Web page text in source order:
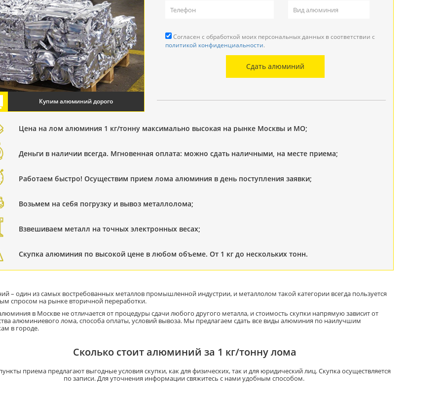
Купим алюминий дорого
Согласен с обработкой моих персональных данных в соответствии с
политикой конфиденциальности.
Цена на лом алюминия 1 кг/тонну максимально высокая на рынке Москвы и МО;
Деньги в наличии всегда. Мгновенная оплата: можно сдать наличными, на месте приема;
Работаем быстро! Осуществим прием лома алюминия в день поступления заявки;
Возьмем на себя погрузку и вывоз металлолома;
Взвешиваем металл на точных электронных весах;
Скупка алюминия по высокой цене в любом объеме. От 1 кг до нескольких тонн.
– один из самых востребованных металлов промышленной индустрии, и металлолом такой категории всегда пользуется
спросом на рынке вторичной переработки.
в Москве не отличается от процедуры сдачи любого другого металла, и стоимость скупки напрямую зависит от
алюминиевого лома, способа оплаты, условий вывоза. Мы предлагаем сдать все виды алюминия по наилучшим
в городе.
Сколько стоит алюминий за 1 кг/тонну лома
приема предлагают выгодные условия скупки, как для физических, так и для юридический лиц. Скупка осуществляется
по записи. Для уточнения информации свяжитесь с нами удобным способом.